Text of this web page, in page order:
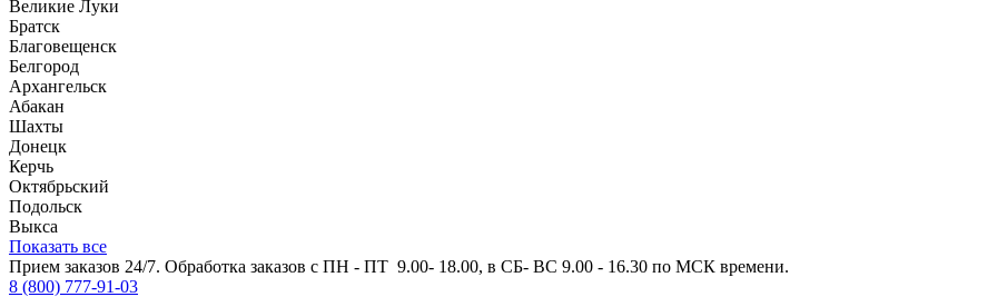
Великие Луки
Братск
Благовещенск
Белгород
Архангельск
Абакан
Шахты
Донецк
Керчь
Октябрьский
Подольск
Выкса
Показать все
Прием заказов 24/7. Обработка заказов с ПН - ПТ 9.00- 18.00, в СБ- ВС 9.00 - 16.30 по МСК времени.
8 (800) 777-91-03